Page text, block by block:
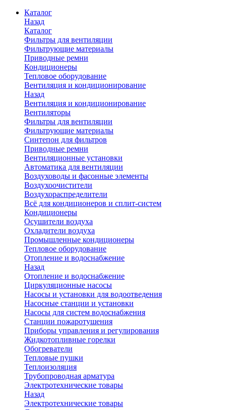
Каталог
Назад
Каталог
Фильтры для вентиляции
Фильтрующие материалы
Приводные ремни
Кондиционеры
Тепловое оборудование
Вентиляция и кондиционирование
Назад
Вентиляция и кондиционирование
Вентиляторы
Фильтры для вентиляции
Фильтрующие материалы
Синтепон для фильтров
Приводные ремни
Вентиляционные установки
Автоматика для вентиляции
Воздуховоды и фасонные элементы
Воздухоочистители
Воздухораспределители
Всё для кондиционеров и сплит-систем
Кондиционеры
Осушители воздуха
Охладители воздуха
Промышленные кондиционеры
Тепловое оборудование
Отопление и водоснабжение
Назад
Отопление и водоснабжение
Циркуляционные насосы
Насосы и установки для водоотведения
Насосные станции и установки
Насосы для систем водоснабжения
Станции пожаротушения
Приборы управления и регулирования
Жидкотопливные горелки
Обогреватели
Тепловые пушки
Теплоизоляция
Трубопроводная арматура
Электротехнические товары
Назад
Электротехнические товары